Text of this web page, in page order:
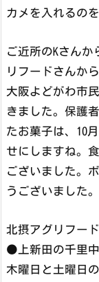
カメを入れるの
ご近所のKさんか
リフードさんか
大阪よどがわ市
きました。保護
たお菓子は、10
せにしますね。
ございました。
うございました。
北摂アグリフー
●上新田の千里中
木曜日と土曜日